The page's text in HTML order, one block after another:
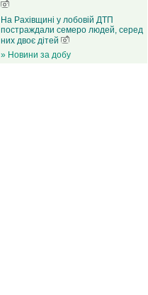
На Рахівщині у лобовій ДТП
постраждали семеро людей, серед
них двоє дітей
» Новини за добу